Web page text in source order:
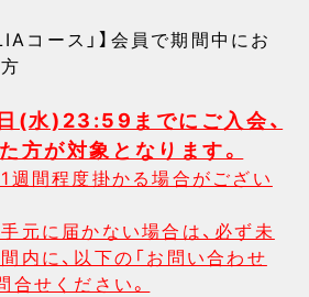
コース」】会員で期間中にお
水)23:59までにご入会、
方が対象となります。
週間程度掛かる場合がござい
元に届かない場合は、必ず未
内に、以下の「お問い合わせ
合せください。